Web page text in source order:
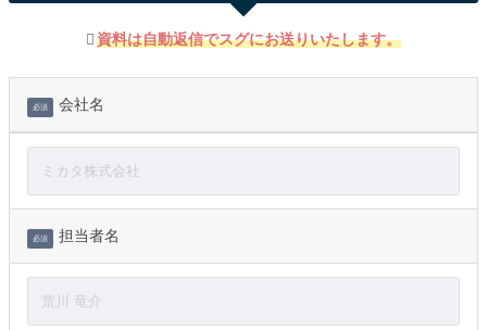
資料は自動返信でスグにお送りいたします。
必須 会社名
必須 担当者名